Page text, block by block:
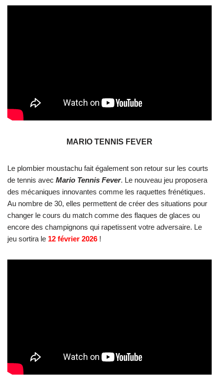
MARIO TENNIS FEVER
Le plombier moustachu fait également son retour sur les courts
de tennis avec Mario Tennis Fever. Le nouveau jeu proposera
des mécaniques innovantes comme les raquettes frénétiques.
Au nombre de 30, elles permettent de créer des situations pour
changer le cours du match comme des flaques de glaces ou
encore des champignons qui rapetissent votre adversaire. Le
jeu sortira le 12 février 2026 !